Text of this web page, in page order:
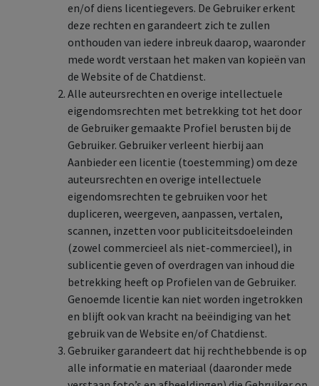
en/of diens licentiegevers. De Gebruiker erkent
deze rechten en garandeert zich te zullen
onthouden van iedere inbreuk daarop, waaronder
mede wordt verstaan het maken van kopieën van
de Website of de Chatdienst.
Alle auteursrechten en overige intellectuele
eigendomsrechten met betrekking tot het door
de Gebruiker gemaakte Profiel berusten bij de
Gebruiker. Gebruiker verleent hierbij aan
Aanbieder een licentie (toestemming) om deze
auteursrechten en overige intellectuele
eigendomsrechten te gebruiken voor het
dupliceren, weergeven, aanpassen, vertalen,
scannen, inzetten voor publiciteitsdoeleinden
(zowel commercieel als niet-commercieel), in
sublicentie geven of overdragen van inhoud die
betrekking heeft op Profielen van de Gebruiker.
Genoemde licentie kan niet worden ingetrokken
en blijft ook van kracht na beëindiging van het
gebruik van de Website en/of Chatdienst.
Gebruiker garandeert dat hij rechthebbende is op
alle informatie en materiaal (daaronder mede